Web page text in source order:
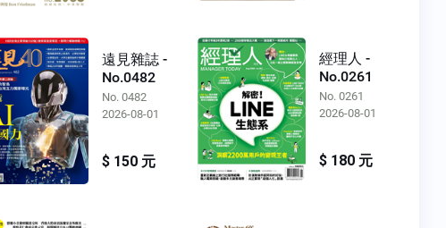
遠見雜誌 -
No.0482
No. 0482
2026-08-01
$ 150 元
經理人 -
No.0261
No. 0261
2026-08-01
$ 180 元